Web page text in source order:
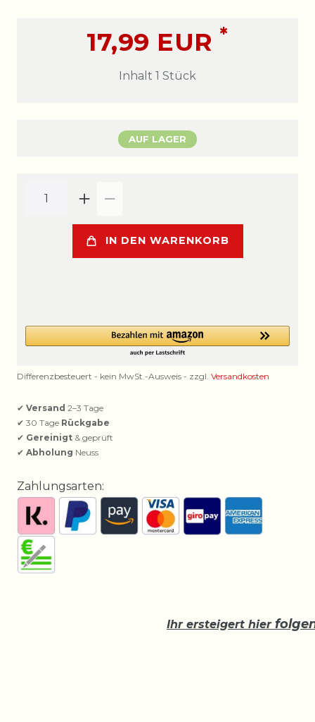
17,99 EUR*
Inhalt 1 Stück
AUF LAGER
IN DEN WARENKORB
Differenzbesteuert - kein MwSt.-Ausweis - zzgl. Versandkosten
✔ Versand 2–3 Tage
✔ 30 Tage Rückgabe
✔ Gereinigt & geprüft
✔ Abholung Neuss
Zahlungsarten:
Ihr ersteigert hier